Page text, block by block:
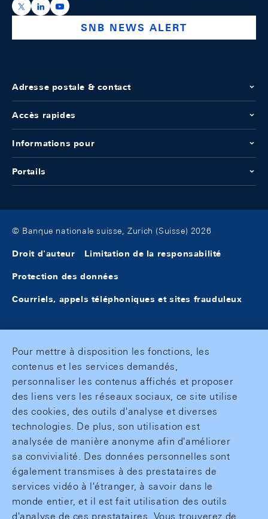
https://x.com/snb_bns
https://ch.linkedin.com/company/swiss-national-
https://www.youtube.com/@swissnationalbank
SNB NEWS ALERT
Adresse postale & contact
Accès rapides
Informations pour
Portails
© Banque nationale suisse, Zurich (Suisse) 2026
Droit d'auteur Limitation de la responsabilité
Protection des données
Courriels, appels téléphoniques et sites frauduleux
Pour mettre à disposition les fonctions, les
contenus et les services demandés,
personnaliser les contenus affichés et proposer
des liens vers les réseaux sociaux, ce site utilise
des cookies, des outils d'analyse et diverses
technologies. De plus, son utilisation est
analysée de manière anonyme afin d'améliorer
sa convivialité. Des données personnelles sont
également transmises à des prestataires de
services vidéo à l'étranger, à savoir dans le
monde entier, et il est fait utilisation des outils
d'analyse de ces prestataires. Vous trouverez de